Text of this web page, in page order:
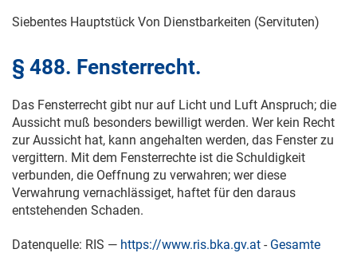
Siebentes Hauptstück Von Dienstbarkeiten (Servituten)
§ 488. Fensterrecht.
Das Fensterrecht gibt nur auf Licht und Luft Anspruch; die
Aussicht muß besonders bewilligt werden. Wer kein Recht
zur Aussicht hat, kann angehalten werden, das Fenster zu
vergittern. Mit dem Fensterrechte ist die Schuldigkeit
verbunden, die Oeffnung zu verwahren; wer diese
Verwahrung vernachlässiget, haftet für den daraus
entstehenden Schaden.
Datenquelle: RIS — https://www.ris.bka.gv.at - Gesamte